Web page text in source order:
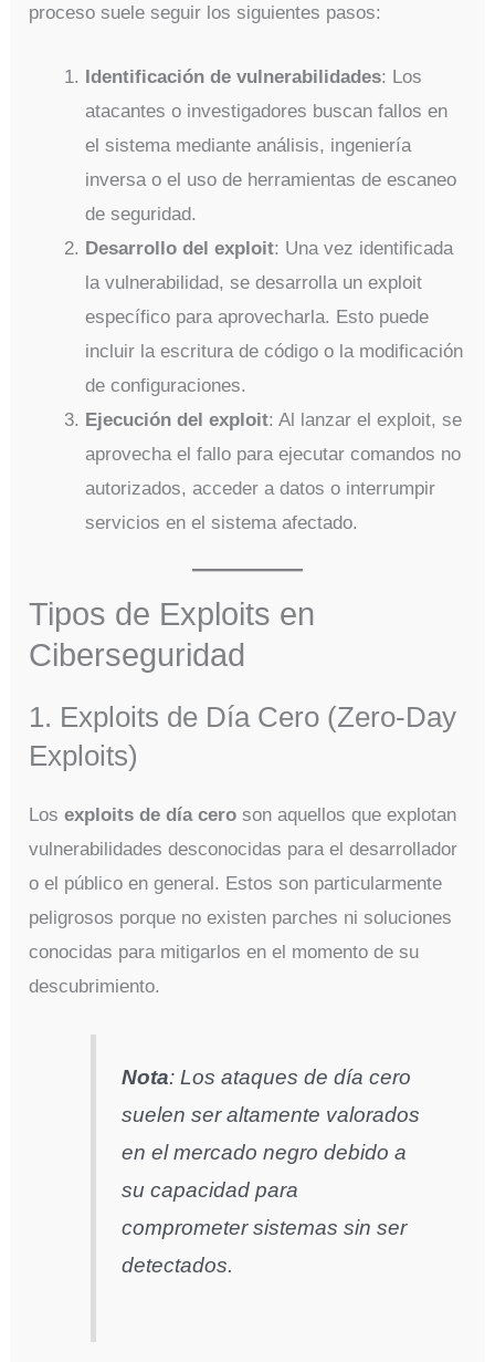
proceso suele seguir los siguientes pasos:
Identificación de vulnerabilidades: Los
atacantes o investigadores buscan fallos en
el sistema mediante análisis, ingeniería
inversa o el uso de herramientas de escaneo
de seguridad.
Desarrollo del exploit: Una vez identificada
la vulnerabilidad, se desarrolla un exploit
específico para aprovecharla. Esto puede
incluir la escritura de código o la modificación
de configuraciones.
Ejecución del exploit: Al lanzar el exploit, se
aprovecha el fallo para ejecutar comandos no
autorizados, acceder a datos o interrumpir
servicios en el sistema afectado.
Tipos de Exploits en
Ciberseguridad
1. Exploits de Día Cero (Zero-Day
Exploits)
Losexploits de día cero son aquellos que explotan
vulnerabilidades desconocidas para el desarrollador
o el público en general. Estos son particularmente
peligrosos porque no existen parches ni soluciones
conocidas para mitigarlos en el momento de su
descubrimiento.
Nota: Los ataques de día cero
suelen ser altamente valorados
en el mercado negro debido a
su capacidad para
comprometer sistemas sin ser
detectados.